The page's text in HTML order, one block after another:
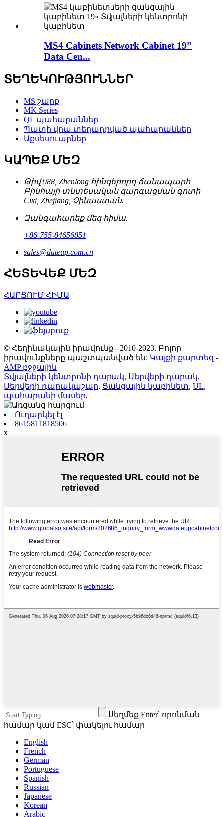
MS4 Cabinets Network Cabinet 19”
Data Cen...
ՏԵՂԵԿՈՒԹՅՈՒՆՆԵՐ
MS շարք
MK Series
QL պահարաններ
Պատի վրա տեղադրված պահարաններ
Աքսեսուարներ
ԿԱՊԵՔ ՄԵԶ
Թիվ 988, Zhenlong հինգերորդ ճանապարհ
Բինհայի տնտեսական զարգացման գոտի
Cixi, Zhejiang, Չինաստան.
Զանգահարեք մեզ հիմա.
+86-755-84656851
sales@dateup.com.cn
ՀԵՏԵՎԵՔ ՄԵԶ
ՀԱՐՑՈՒՄ ՀԻՄԱ
© Հեղինակային իրավունք - 2010-2023. Բոլոր
իրավունքները պաշտպանված են: Կայքի քարտեզ -
AMP բջջային
Տվյալների կենտրոնի դարակ, Սերվերի դարակ,
Սերվերի դարակաշար, Ցանցային կաբինետ, UL,
պահարանի մասեր,
Ուղարկել էլ
8615811818506
x
Սեղմեք Enter՝ որոնման
համար կամ ESC՝ փակելու համար
English
French
German
Portuguese
Spanish
Russian
Japanese
Korean
Arabic